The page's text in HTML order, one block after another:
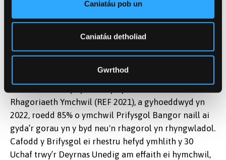
Caniatáu pob un
Caniatáu detholiad
Gwrthod
ysbrydoli o weld dyfnder, cryfder ac ymrwymiad
cymuned ymchwil y Deyrnas Unedig, ac rwy'n edrych
ymlaen yn fawr at groesawu aelodau newydd y paneli i
Rhagoriaeth Ymchwil (REF 2021), a gyhoeddwyd yn
2022, roedd 85% o ymchwil Prifysgol Bangor naill ai
gyda’r gorau yn y byd neu'n rhagorol yn rhyngwladol.
Cafodd y Brifysgol ei rhestru hefyd ymhlith y 30
Uchaf trwy’r Deyrnas Unedig am effaith ei hymchwil,